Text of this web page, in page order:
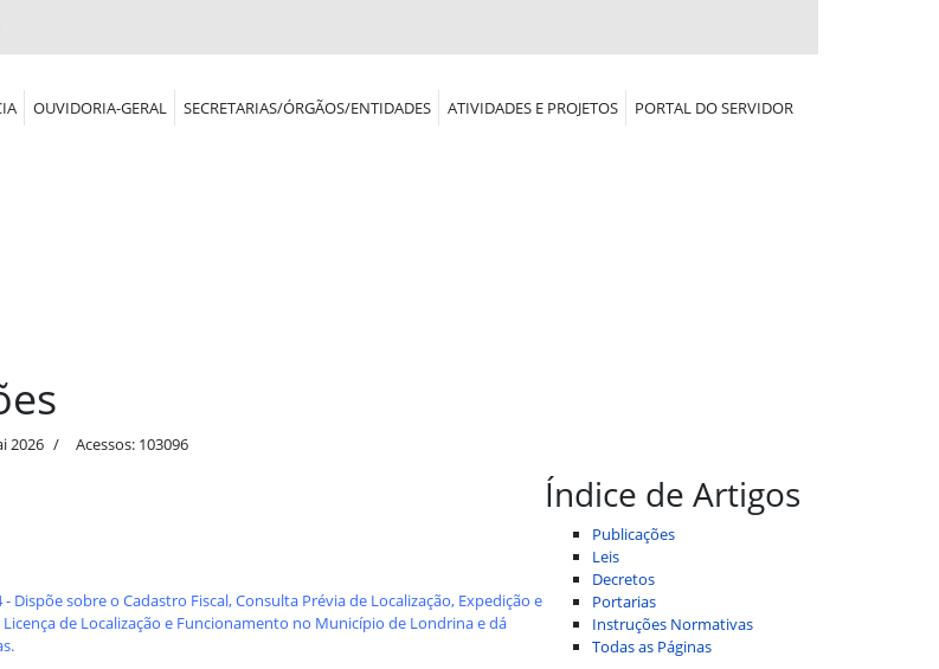
OUVIDORIA-GERAL SECRETARIAS/ÓRGÃOS/ENTIDADES ATIVIDADES E PROJETOS PORTAL DO SERVIDOR
2026 Acessos: 103096
Índice de Artigos
Publicações
Leis
Decretos
Portarias
Instruções Normativas
Todas as Páginas
- Dispõe sobre o Cadastro Fiscal, Consulta Prévia de Localização, Expedição e
Licença de Localização e Funcionamento no Município de Londrina e dá